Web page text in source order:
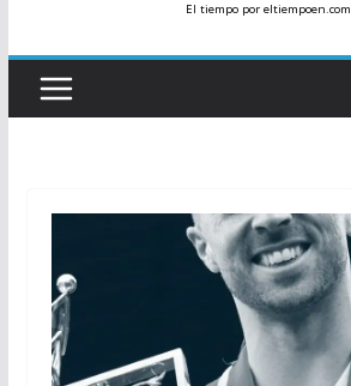
El tiempopor eltiempoen.com